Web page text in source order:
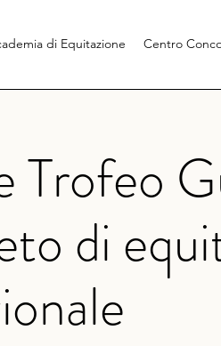
di Equitazione Centro
Trofeo
di